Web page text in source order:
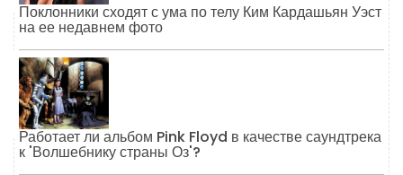
Поклонники сходят с ума по телу Ким Кардашьян Уэст
на ее недавнем фото
Работает ли альбом Pink Floyd в качестве саундтрека
к 'Волшебнику страны Оз'?